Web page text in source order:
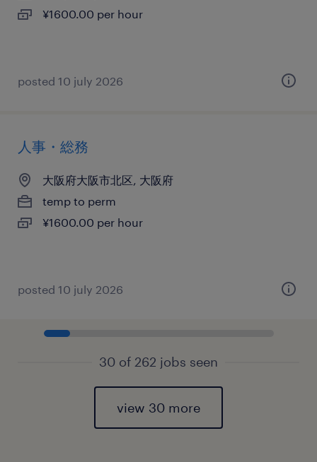
¥1600.00 per hour
posted 10 july 2026
人事・総務
大阪府大阪市北区, 大阪府
temp to perm
¥1600.00 per hour
posted 10 july 2026
30 of 262 jobs seen
view 30 more